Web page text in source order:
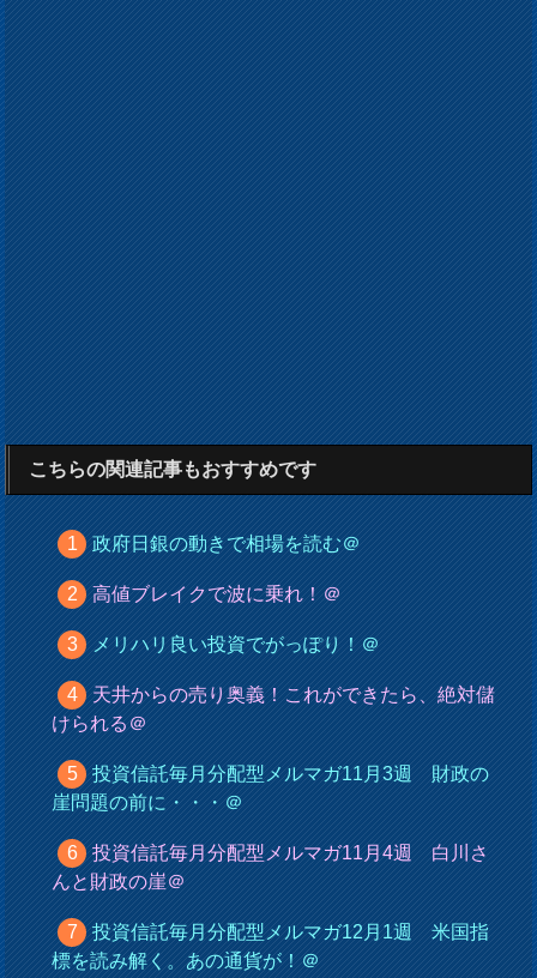
こちらの関連記事もおすすめです
政府日銀の動きで相場を読む＠
高値ブレイクで波に乗れ！＠
メリハリ良い投資でがっぽり！＠
天井からの売り奥義！これができたら、絶対儲
けられる＠
投資信託毎月分配型メルマガ11月3週 財政の
崖問題の前に・・・＠
投資信託毎月分配型メルマガ11月4週 白川さ
んと財政の崖＠
投資信託毎月分配型メルマガ12月1週 米国指
標を読み解く。あの通貨が！＠